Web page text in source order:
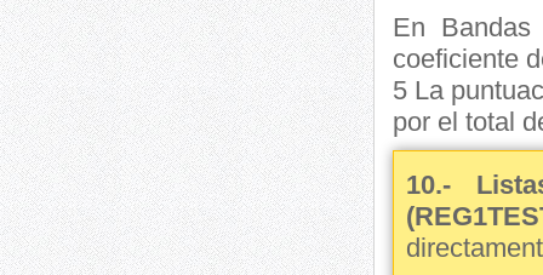
En
coeficiente
5 La
por el total
10.-